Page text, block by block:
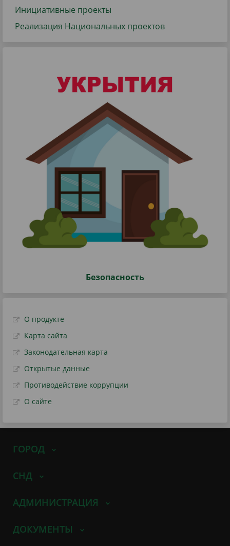
Инициативные проекты
Реализация Национальных проектов
Безопасность
О продукте
Карта сайта
Законодательная карта
Открытые данные
Противодействие коррупции
О сайте
ГОРОД
СНД
АДМИНИСТРАЦИЯ
ДОКУМЕНТЫ